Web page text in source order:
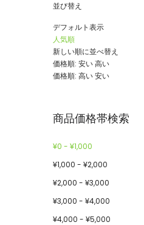
並び替え
デフォルト表示
人気順
新しい順に並べ替え
価格順: 安い 高い
価格順: 高い 安い
商品価格帯検索
¥0 - ¥1,000
¥1,000 - ¥2,000
¥2,000 - ¥3,000
¥3,000 - ¥4,000
¥4,000 - ¥5,000